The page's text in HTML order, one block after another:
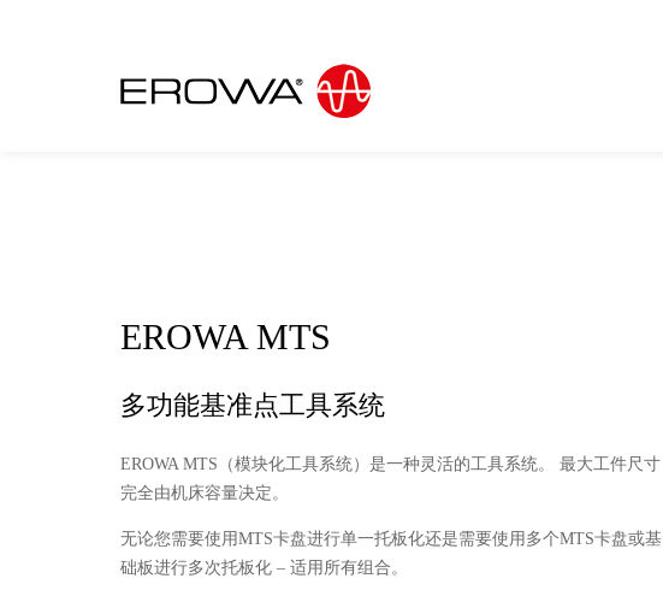
EROWA MTS
多功能基准点工具系统
EROWA MTS（模块化工具系统）是一种灵活的工具系统。 最大工件尺寸
完全由机床容量决定。
无论您需要使用MTS卡盘进行单一托板化还是需要使用多个MTS卡盘或基
础板进行多次托板化 – 适用所有组合。